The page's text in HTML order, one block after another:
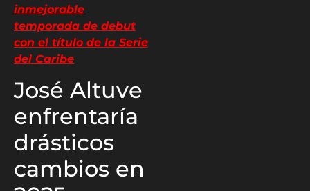
inmejorable
temporada de debut
con el título de la Serie
del Caribe
José Altuve
enfrentaría
drásticos
cambios en